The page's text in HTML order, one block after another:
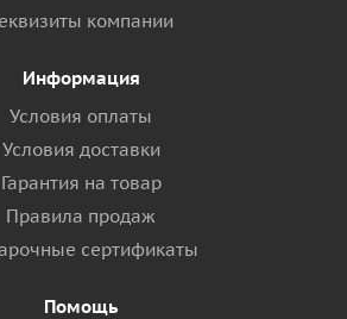
компании
Информация
Условия оплаты
Условия доставки
Гарантия на товар
Правила продаж
сертификаты
Помощь